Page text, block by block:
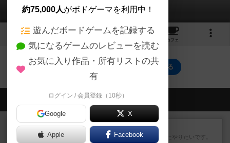
7 3
カフェ
サンダーバード CO-OPのトップに戻る
会員の新しい投稿
レビュー ゴットファイブ！
運要素があり楽しめました。またやりたいです。
約75,000人がボドゲーマを利用中！
遊んだボードゲームを記録する
気になるゲームのレビューを読む
お気に入り作品・所有リストの共
有
ログイン / 会員登録（10秒）
Google X
Apple Facebook